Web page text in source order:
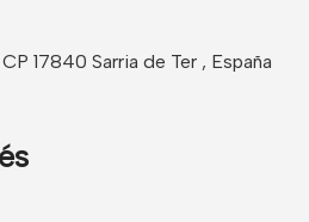
17840 Sarria de Ter , España